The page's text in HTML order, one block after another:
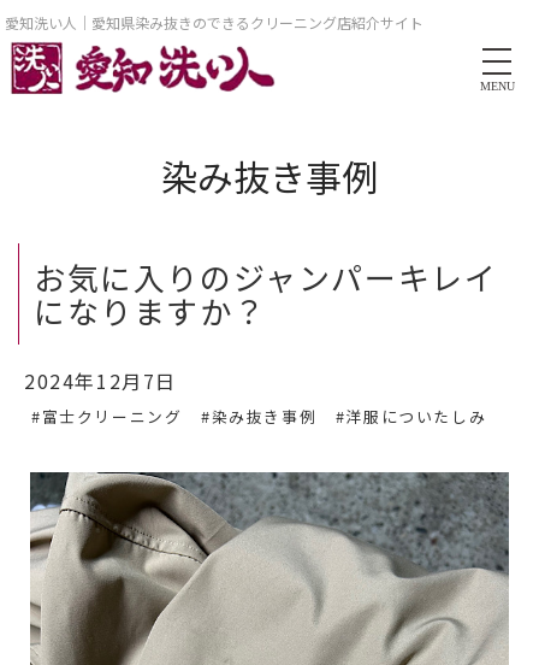
愛知洗い人｜愛知県染み抜きのできるクリーニング店紹介サイト
MENU
染み抜き事例
お気に入りのジャンパーキレイ
になりますか？
2024年12月7日
#富士クリーニング #染み抜き事例 #洋服についたしみ